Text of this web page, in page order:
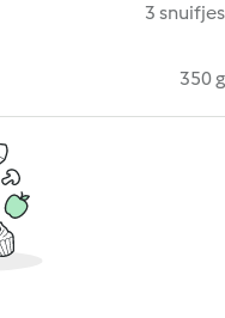
3 snuifjes
350 g